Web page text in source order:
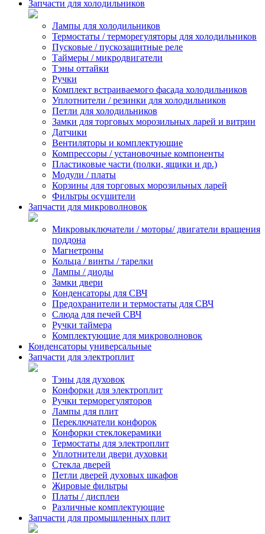
Запчасти для холодильников
Лампы для холодильников
Термостаты / терморегуляторы для холодильников
Пусковые / пускозащитные реле
Таймеры / микродвигатели
Тэны оттайки
Ручки
Комплект встраиваемого фасада холодильников
Уплотнители / резинки для холодильников
Петли для холодильников
Замки для торговых морозильных ларей и витрин
Датчики
Вентиляторы и комплектующие
Компрессоры / установочные компоненты
Пластиковые части (полки, ящики и др.)
Модули / платы
Корзины для торговых морозильных ларей
Фильтры осушители
Запчасти для микроволновок
Микровыключатели / моторы/ двигатели вращения
поддона
Магнетроны
Кольца / винты / тарелки
Лампы / диоды
Замки двери
Конденсаторы для СВЧ
Предохранители и термостаты для СВЧ
Слюда для печей СВЧ
Ручки таймера
Комплектующие для микроволновок
Конденсаторы универсальные
Запчасти для электроплит
Тэны для духовок
Конфорки для электроплит
Ручки терморегуляторов
Лампы для плит
Переключатели конфорок
Конфорки стеклокерамики
Термостаты для электроплит
Уплотнители двери духовки
Стекла дверей
Петли дверей духовых шкафов
Жировые фильтры
Платы / дисплеи
Различные комплектующие
Запчасти для промышленных плит